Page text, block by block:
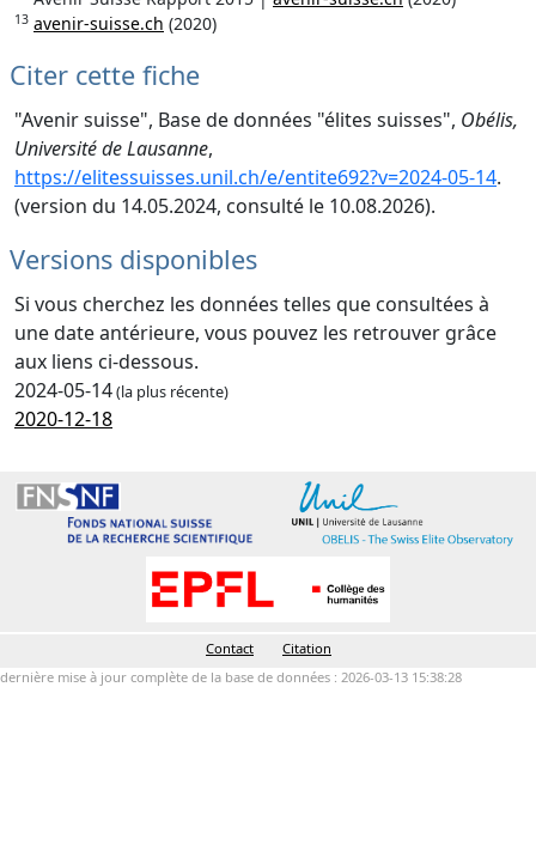
13 avenir-suisse.ch (2020)
Citer cette fiche
"Avenir suisse", Base de données "élites suisses", Obélis,
Université de Lausanne,
https://elitessuisses.unil.ch/e/entite692?v=2024-05-14.
(version du 14.05.2024, consulté le 10.08.2026).
Versions disponibles
Si vous cherchez les données telles que consultées à
une date antérieure, vous pouvez les retrouver grâce
aux liens ci-dessous.
2024-05-14(la plus récente)
2020-12-18
Contact
Citation
dernière mise à jour complète de la base de données : 2026-03-13 15:38:28